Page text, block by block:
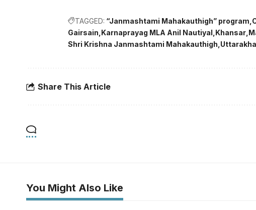
TAGGED: “Janmashtami Mahakauthigh” program
Gairsain Karnaprayag MLA Anil Nautiyal Khansar
Shri Krishna Janmashtami Mahakauthigh
Share This Article
You Might Also Like